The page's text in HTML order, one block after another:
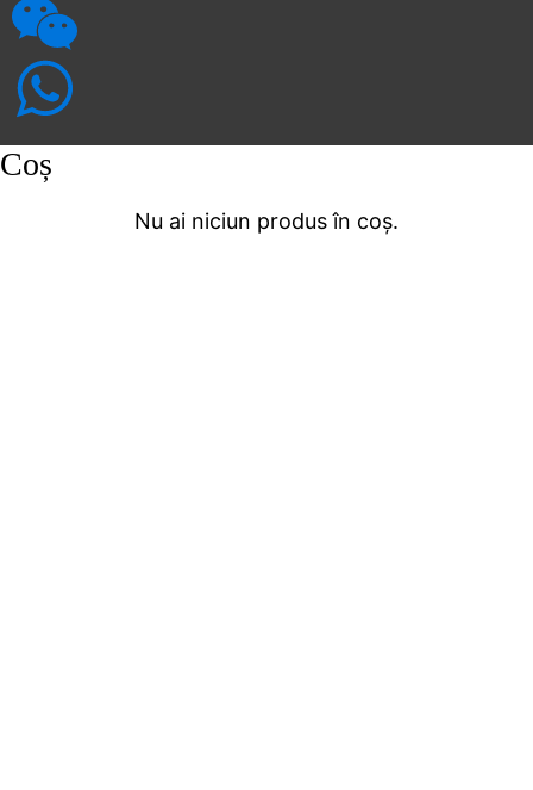
Coș
Nu ai niciun produs în coș.